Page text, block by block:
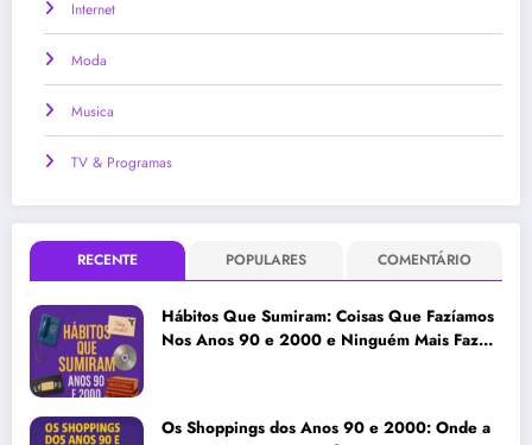
Internet
Moda
Musica
TV & Programas
RECENTE POPULARES COMENTÁRIO
Hábitos Que Sumiram: Coisas Que Fazíamos
Nos Anos 90 e 2000 e Ninguém Mais Faz
Os Shoppings dos Anos 90 e 2000: Onde a